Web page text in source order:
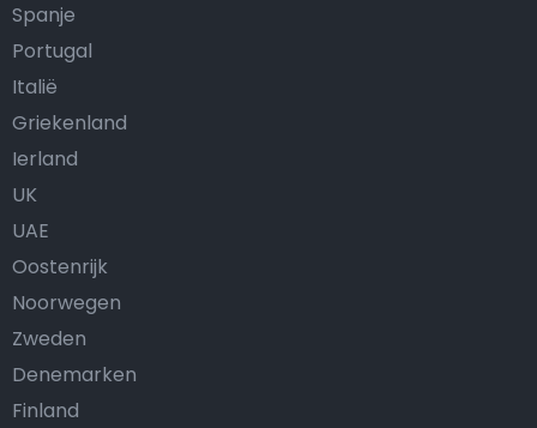
Spanje
Portugal
Italië
Griekenland
Ierland
UK
UAE
Oostenrijk
Noorwegen
Zweden
Denemarken
Finland